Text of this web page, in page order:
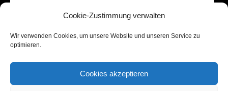
Cookie-Zustimmung verwalten
Wir verwenden Cookies, um unsere Website und unseren Service zu
optimieren.
Cookies akzeptieren
Herzen und ich denke, das spüren die Menschen.”